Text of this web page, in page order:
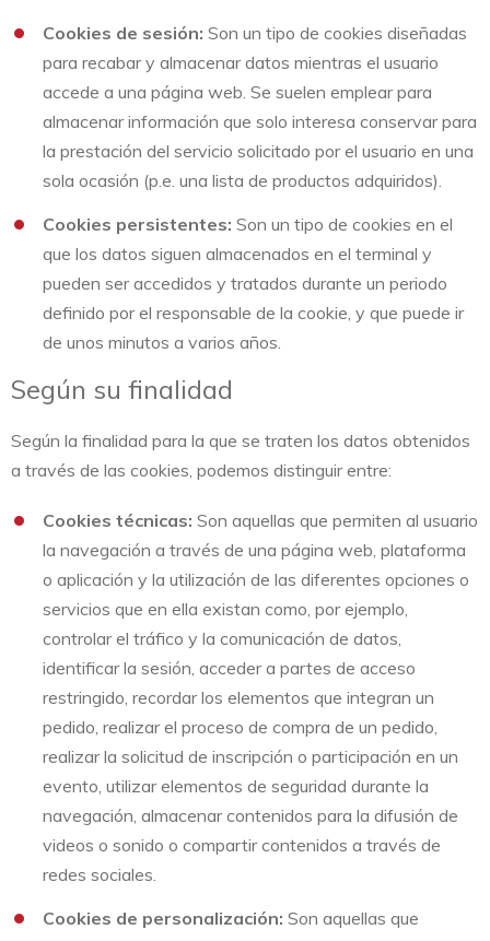
Cookies de sesión: Son un tipo de cookies diseñadas
para recabar y almacenar datos mientras el usuario
accede a una página web. Se suelen emplear para
almacenar información que solo interesa conservar para
la prestación del servicio solicitado por el usuario en una
sola ocasión (p.e. una lista de productos adquiridos).
Cookies persistentes: Son un tipo de cookies en el
que los datos siguen almacenados en el terminal y
pueden ser accedidos y tratados durante un periodo
definido por el responsable de la cookie, y que puede ir
de unos minutos a varios años.
Según su finalidad
Según la finalidad para la que se traten los datos obtenidos
a través de las cookies, podemos distinguir entre:
Cookies técnicas: Son aquellas que permiten al usuario
la navegación a través de una página web, plataforma
o aplicación y la utilización de las diferentes opciones o
servicios que en ella existan como, por ejemplo,
controlar el tráfico y la comunicación de datos,
identificar la sesión, acceder a partes de acceso
restringido, recordar los elementos que integran un
pedido, realizar el proceso de compra de un pedido,
realizar la solicitud de inscripción o participación en un
evento, utilizar elementos de seguridad durante la
navegación, almacenar contenidos para la difusión de
videos o sonido o compartir contenidos a través de
redes sociales.
Cookies de personalización: Son aquellas que